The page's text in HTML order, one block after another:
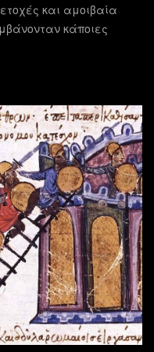
και αμοιβαία
κάποιες